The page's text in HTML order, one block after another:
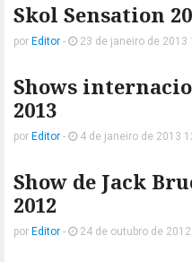
Skol Sensation
por Editor - 23 de janeiro de 2013
Shows
2013
por Editor - 4 de janeiro de 2013
Show de Jack
2012
por Editor - 24 de outubro de